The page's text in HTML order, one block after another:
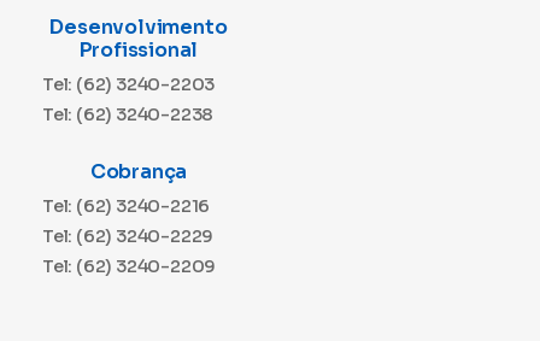
Desenvolvimento
Profissional
Tel: (62) 3240-2203
Tel: (62) 3240-2238
Cobrança
Tel: (62) 3240-2216
Tel: (62) 3240-2229
Tel: (62) 3240-2209